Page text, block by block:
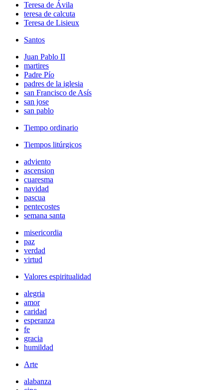
Teresa de Ávila
teresa de calcuta
Teresa de Lisieux
Santos
Juan Pablo II
martires
Padre Pío
padres de la iglesia
san Francisco de Asís
san jose
san pablo
Tiempo ordinario
Tiempos litúrgicos
adviento
ascension
cuaresma
navidad
pascua
pentecostes
semana santa
misericordia
paz
verdad
virtud
Valores espiritualidad
alegria
amor
caridad
esperanza
fe
gracia
humildad
Arte
alabanza